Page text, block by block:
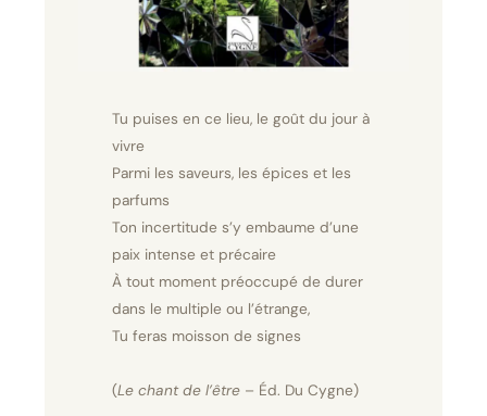
Tu puises en ce lieu, le goût du jour à
vivre
Parmi les saveurs, les épices et les
parfums
Ton incertitude s’y embaume d’une
paix intense et précaire
À tout moment préoccupé de durer
dans le multiple ou l’étrange,
Tu feras moisson de signes
(Le chant de l’être– Éd. Du Cygne)